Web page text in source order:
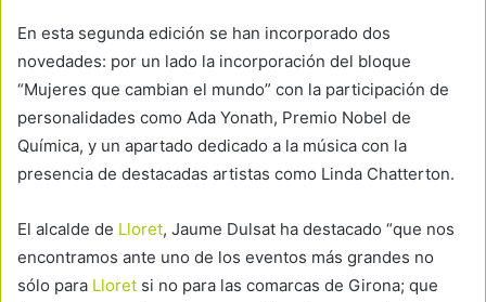
En esta segunda edición se han incorporado dos
novedades: por un lado la incorporación del bloque
“Mujeres que cambian el mundo” con la participación de
personalidades como Ada Yonath, Premio Nobel de
Química, y un apartado dedicado a la música con la
presencia de destacadas artistas como Linda Chatterton.
El alcalde de Lloret, Jaume Dulsat ha destacado “que nos
encontramos ante uno de los eventos más grandes no
sólo para Lloret si no para las comarcas de Girona; que